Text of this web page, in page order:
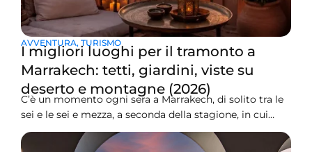
AVVENTURA, TURISMO
I migliori luoghi per il tramonto a
Marrakech: tetti, giardini, viste su
deserto e montagne (2026)
C’è un momento ogni sera a Marrakech, di solito tra le
sei e le sei e mezza, a seconda della stagione, in cui
tutta la città sembra fermarsi. Il richiamo alla preghiera
inizia a diffondersi dal minareto della Koutoubia, le